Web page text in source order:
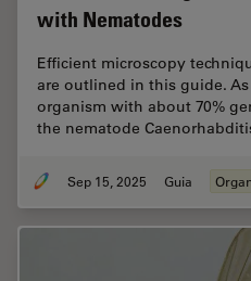
with Nematodes
Efficient microscopy
are outlined in this guide.
organism with about 70%
the nematode
Sep 15, 2025 Guia